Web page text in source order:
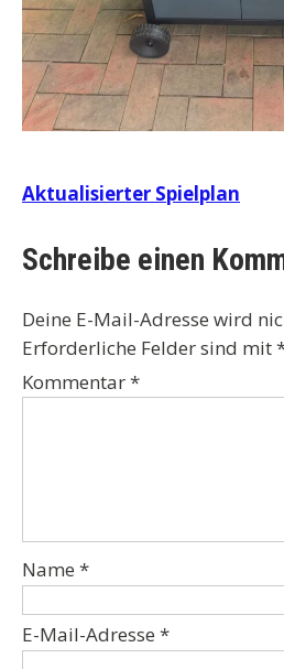
Beitragsnavigation
Aktualisierter Spielplan
Schreibe einen
Deine E-Mail-Adresse wird
Erforderliche Felder sind mit
Kommentar*
Name *
E-Mail-Adresse *